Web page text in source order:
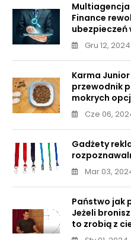
Finance
ubezpieczeń
Gru 12, 2024
Karma
przewodnik
mokrych
Cze 06,
Gadżety
Mar 03,
Państwo jak
Jeżeli
to zrobią z